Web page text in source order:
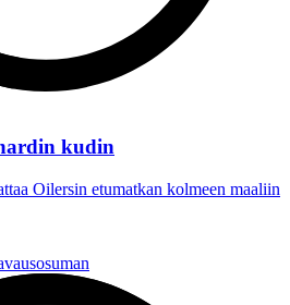
kudin
Oilersin etumatkan kolmeen maaliin